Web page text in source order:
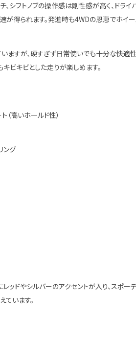
、シフトノブの操作感は剛性感が高く、ドラ
得られます。発進時も4WDの恩恵でホイー
ますが、硬すぎず日常使いでも十分な快適
ビキビとした走りが楽しめます。
（高いホールド性）
ング
ッドやシルバーのアクセントが入り、スポ
います。